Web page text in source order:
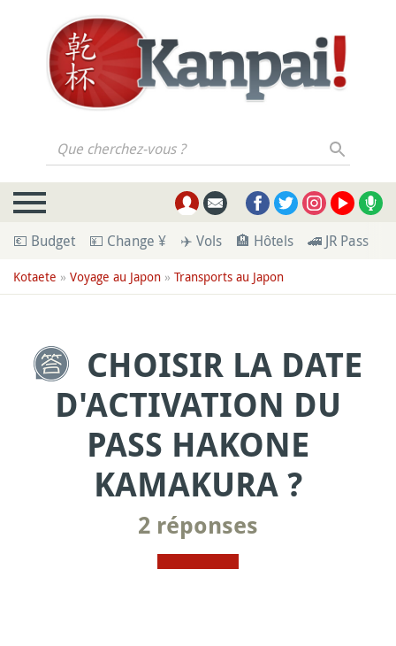
Que cherchez-vous ?
💶 Budget 💴 Change ¥ ✈️ Vols 🏨 Hôtels 🚄 JR Pass
Kotaete » Voyage au Japon » Transports au Japon
CHOISIR LA DATE
D'ACTIVATION DU
PASS HAKONE
KAMAKURA ?
2 réponses